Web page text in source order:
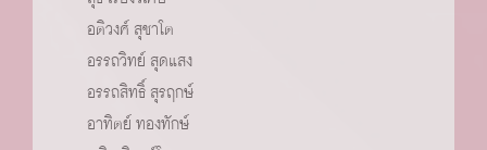
อติวงศ์ สุชาโต
อรรถวิทย์ สุดแสง
อรรถสิทธิ์ สุรฤกษ์
อาทิตย์ ทองทักษ์